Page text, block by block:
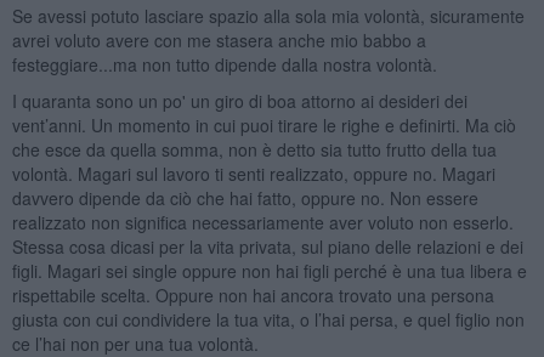
Se avessi potuto lasciare spazio alla sola mia volontà, sicuramente
avrei voluto avere con me stasera anche mio babbo a
festeggiare...ma non tutto dipende dalla nostra volontà.
I quaranta sono un po' un giro di boa attorno ai desideri dei
vent’anni. Un momento in cui puoi tirare le righe e definirti. Ma ciò
che esce da quella somma, non è detto sia tutto frutto della tua
volontà. Magari sul lavoro ti senti realizzato, oppure no. Magari
davvero dipende da ciò che hai fatto, oppure no. Non essere
realizzato non significa necessariamente aver voluto non esserlo.
Stessa cosa dicasi per la vita privata, sul piano delle relazioni e dei
figli. Magari sei single oppure non hai figli perché è una tua libera e
rispettabile scelta. Oppure non hai ancora trovato una persona
giusta con cui condividere la tua vita, o l’hai persa, e quel figlio non
ce l’hai non per una tua volontà.